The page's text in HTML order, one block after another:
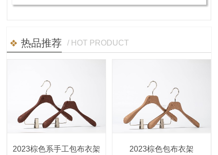
热品推荐 / HOT PRODUCT
2023棕色系手工包布衣架 2023棕色包布衣架